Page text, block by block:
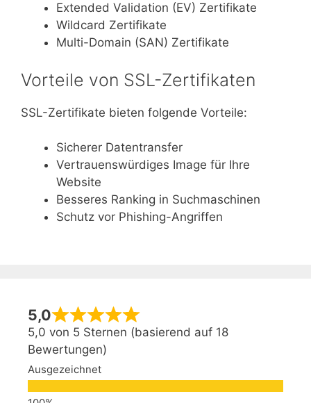
Extended Validation (EV) Zertifikate
Wildcard Zertifikate
Multi-Domain (SAN) Zertifikate
Vorteile von SSL-Zertifikaten
SSL-Zertifikate bieten folgende Vorteile:
Sicherer Datentransfer
Vertrauenswürdiges Image für Ihre
Website
Besseres Ranking in Suchmaschinen
Schutz vor Phishing-Angriffen
5,0
5,0 von 5 Sternen (basierend auf 18
Bewertungen)
Ausgezeichnet